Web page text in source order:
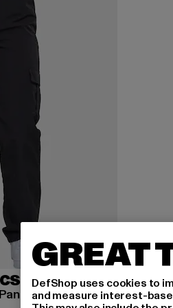
GREAT
DefShop uses cookies to
and measure interest-